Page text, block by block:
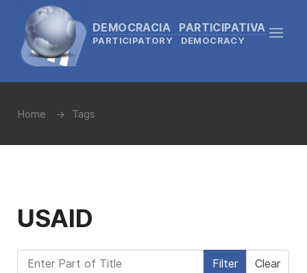
DEMOCRACIA PARTICIPATIVA
PARTICIPATORY DEMOCRACY
Home Tags
USAID
Enter Part of Title Filter Clear